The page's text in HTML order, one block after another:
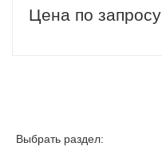
Цена по запросу
Выбрать раздел: